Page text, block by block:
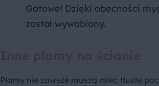
Gotowe! Dzięki obecności
został wywabiony.
Plamy nie zawsze muszą mieć tłuste